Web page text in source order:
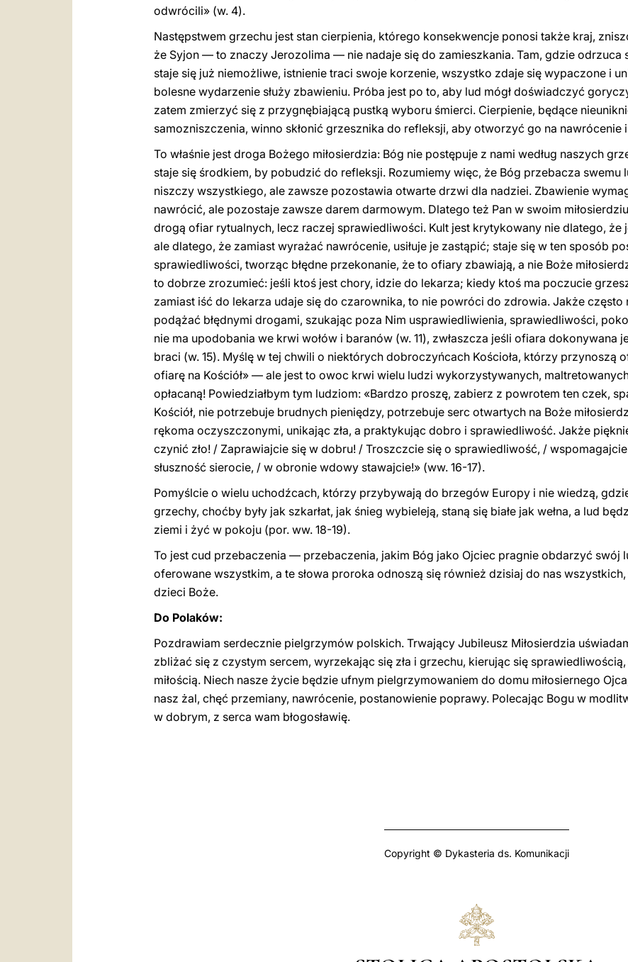
odwrócili» (w. 4).
Następstwem grzechu jest stan cierpienia, którego konsekwencje ponosi także kraj,
że Syjon — to znaczy Jerozolima — nie nadaje się do zamieszkania. Tam, gdzie odrzuca
staje się już niemożliwe, istnienie traci swoje korzenie, wszystko zdaje się wypaczone i
bolesne wydarzenie służy zbawieniu. Próba jest po to, aby lud mógł doświadczyć
zatem zmierzyć się z przygnębiającą pustką wyboru śmierci. Cierpienie, będące
samozniszczenia, winno skłonić grzesznika do refleksji, aby otworzyć go na nawrócenie
To właśnie jest droga Bożego miłosierdzia: Bóg nie postępuje z nami według naszych
staje się środkiem, by pobudzić do refleksji. Rozumiemy więc, że Bóg przebacza swemu
niszczy wszystkiego, ale zawsze pozostawia otwarte drzwi dla nadziei. Zbawienie
nawrócić, ale pozostaje zawsze darem darmowym. Dlatego też Pan w swoim
drogą ofiar rytualnych, lecz raczej sprawiedliwości. Kult jest krytykowany nie dlatego, że
ale dlatego, że zamiast wyrażać nawrócenie, usiłuje je zastąpić; staje się w ten sposób
sprawiedliwości, tworząc błędne przekonanie, że to ofiary zbawiają, a nie Boże
to dobrze zrozumieć: jeśli ktoś jest chory, idzie do lekarza; kiedy ktoś ma poczucie
zamiast iść do lekarza udaje się do czarownika, to nie powróci do zdrowia. Jakże często
podążać błędnymi drogami, szukając poza Nim usprawiedliwienia, sprawiedliwości,
nie ma upodobania we krwi wołów i baranów (w. 11), zwłaszcza jeśli ofiara dokonywana
braci (w. 15). Myślę w tej chwili o niektórych dobroczyńcach Kościoła, którzy przynoszą
ofiarę na Kościół» — ale jest to owoc krwi wielu ludzi wykorzystywanych,
opłacaną! Powiedziałbym tym ludziom: «Bardzo proszę, zabierz z powrotem ten czek,
Kościół, nie potrzebuje brudnych pieniędzy, potrzebuje serc otwartych na Boże
rękoma oczyszczonymi, unikając zła, a praktykując dobro i sprawiedliwość. Jakże
czynić zło! / Zaprawiajcie się w dobru! / Troszczcie się o sprawiedliwość, /
słuszność sierocie, / w obronie wdowy stawajcie!» (ww. 16-17).
Pomyślcie o wielu uchodźcach, którzy przybywają do brzegów Europy i nie wiedzą,
grzechy, choćby były jak szkarłat, jak śnieg wybieleją, staną się białe jak wełna, a lud
ziemi i żyć w pokoju (por. ww. 18-19).
To jest cud przebaczenia — przebaczenia, jakim Bóg jako Ojciec pragnie obdarzyć swój
oferowane wszystkim, a te słowa proroka odnoszą się również dzisiaj do nas
dzieci Boże.
Do Polaków:
Pozdrawiam serdecznie pielgrzymów polskich. Trwający Jubileusz Miłosierdzia
zbliżać się z czystym sercem, wyrzekając się zła i grzechu, kierując się
miłością. Niech nasze życie będzie ufnym pielgrzymowaniem do domu miłosiernego
nasz żal, chęć przemiany, nawrócenie, postanowienie poprawy. Polecając Bogu w
w dobrym, z serca wam błogosławię.
Copyright © Dykasteria ds. Komunikacji